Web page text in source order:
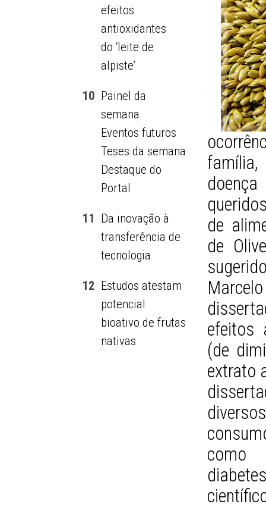
efeitos
antioxidantes
do ‘leite de
alpiste’
10 Painel da
semana
Eventos futuros
Teses da semana
Destaque do
Portal
11 Da inovação à
transferência de
tecnologia
12 Estudos atestam
potencial
bioativo de frutas
nativas
de
de
efeitos
(de
extrato
como